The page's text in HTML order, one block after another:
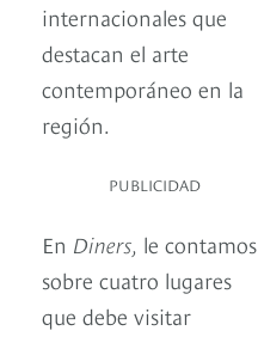
internacionales que
destacan el arte
contemporáneo en la
región.
PUBLICIDAD
En Diners, le contamos
sobre cuatro lugares
que debe visitar